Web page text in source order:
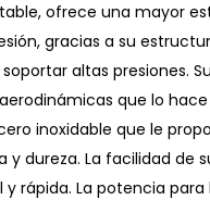
ofrece una mayor
gracias a su
altas presiones.
que lo hace
inoxidable que le
y dureza. La facilidad de
rápida. La potencia